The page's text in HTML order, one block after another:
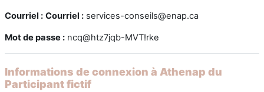
Courriel : Courriel : services-conseils@enap.ca
Mot de passe : ncq@htz7jqb-MVT!rke
Informations de connexion à Athenap du
Participant fictif